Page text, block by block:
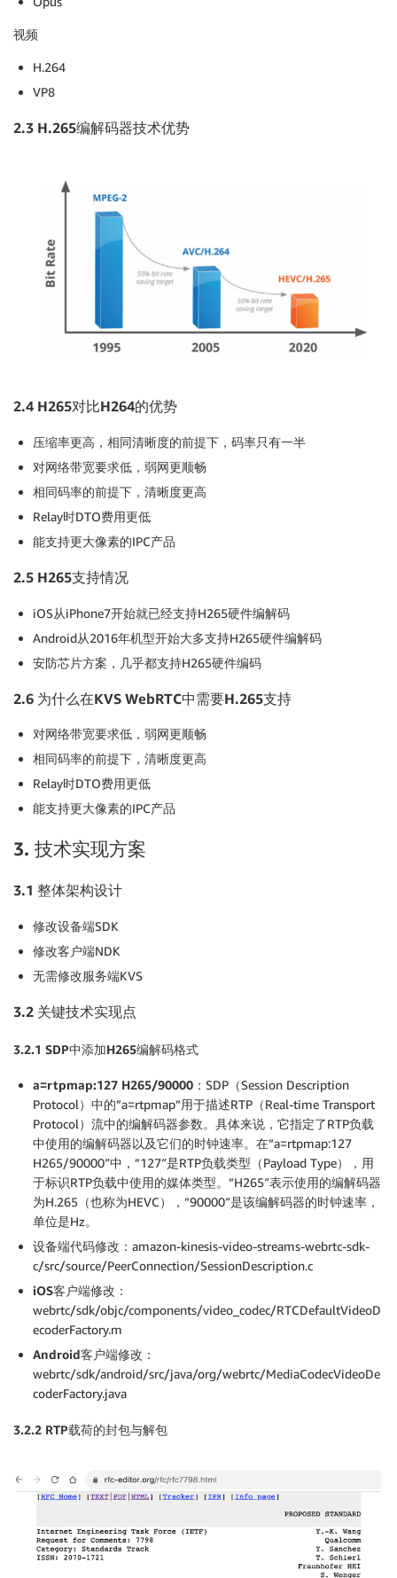
视频
H.264
VP8
2.3 H.265编解码器技术优势
2.4 H265对比H264的优势
压缩率更高，相同清晰度的前提下，码率只有一半
对网络带宽要求低，弱网更顺畅
相同码率的前提下，清晰度更高
Relay时DTO费用更低
能支持更大像素的IPC产品
2.5 H265支持情况
iOS从iPhone7开始就已经支持H265硬件编解码
Android从2016年机型开始大多支持H265硬件编解码
安防芯片方案，几乎都支持H265硬件编码
2.6 为什么在KVS WebRTC中需要H.265支持
对网络带宽要求低，弱网更顺畅
相同码率的前提下，清晰度更高
Relay时DTO费用更低
能支持更大像素的IPC产品
3. 技术实现方案
3.1 整体架构设计
修改设备端SDK
修改客户端NDK
无需修改服务端KVS
3.2 关键技术实现点
3.2.1 SDP中添加H265编解码格式
a=rtpmap:127 H265/90000 ： SDP（Session Description
Protocol）中的”a=rtpmap”用于描述RTP（Real-time Transport
Protocol）流中的编解码器参数。具体来说，它指定了RTP负载
中使用的编解码器以及它们的时钟速率。在”a=rtpmap:127
H265/90000″中，”127″是RTP负载类型（Payload Type），用
于标识RTP负载中使用的媒体类型。”H265″表示使用的编解码器
为H.265（也称为HEVC），”90000″是该编解码器的时钟速率，
单位是Hz。
设备端代码修改： amazon-kinesis-video-streams-webrtc-sdk-
c/src/source/PeerConnection/SessionDescription.c
iOS客户端修改：
webrtc/sdk/objc/components/video_codec/RTCDefaultVideoD
ecoderFactory.m
Android客户端修改：
webrtc/sdk/android/src/java/org/webrtc/MediaCodecVideoDe
coderFactory.java
3.2.2 RTP载荷的封包与解包